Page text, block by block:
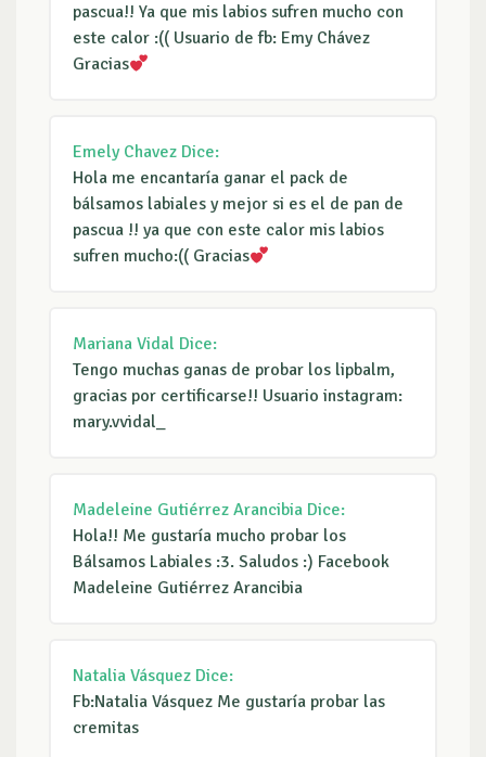
pascua!! Ya que mis labios sufren mucho con
este calor :(( Usuario de fb: Emy Chávez
Gracias
Emely Chavez Dice:
Hola me encantaría ganar el pack de
bálsamos labiales y mejor si es el de pan de
pascua !! ya que con este calor mis labios
sufren mucho:(( Gracias
Mariana Vidal Dice:
Tengo muchas ganas de probar los lipbalm,
gracias por certificarse!! Usuario instagram:
mary.vvidal_
Madeleine Gutiérrez Arancibia Dice:
Hola!! Me gustaría mucho probar los
Bálsamos Labiales :3. Saludos :) Facebook
Madeleine Gutiérrez Arancibia
Natalia Vásquez Dice:
Fb:Natalia Vásquez Me gustaría probar las
cremitas